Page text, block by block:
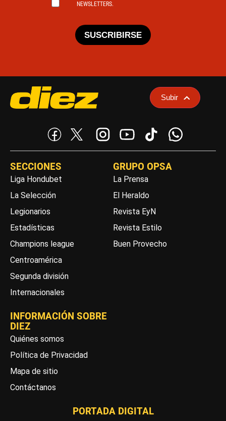
NEWSLETTERS.
SUSCRIBIRSE
Subir
SECCIONES
Liga Hondubet
La Selección
Legionarios
Estadísticas
Champions league
Centroamérica
Segunda división
Internacionales
GRUPO OPSA
La Prensa
El Heraldo
Revista EyN
Revista Estilo
Buen Provecho
INFORMACIÓN SOBRE
DIEZ
Quiénes somos
Política de Privacidad
Mapa de sitio
Contáctanos
PORTADA DIGITAL